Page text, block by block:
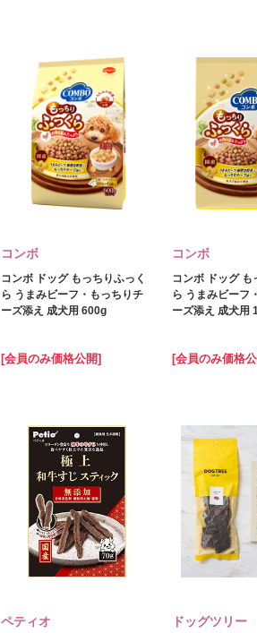
コンボ
コンボ ドッグ もっちりふっく
ら うまみビーフ・もっちりチ
ーズ添え 成犬用 600g
[会員のみ価格公開]
コンボ
コンボ ドッグ も
ら うまみビーフ
ーズ添え 成犬用
[会員のみ価格
ペティオ ドッグツリー